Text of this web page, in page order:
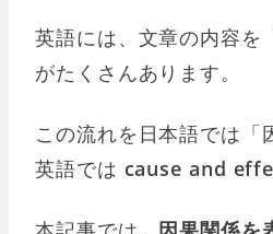
英語には、文章の内容を
がたくさんあります。
この流れを日本語では「
英語では cause and